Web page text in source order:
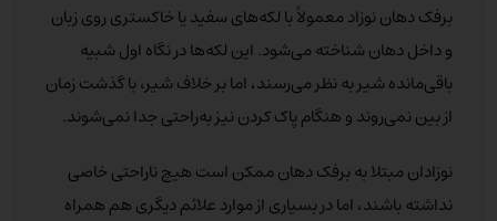
برفک دهان نوزاد معمولاً با لکه‌های سفید یا خاکستری روی زبان
و داخل دهان شناخته می‌شود. این لکه‌ها در نگاه اول شبیه
باقی‌مانده شیر به نظر می‌رسند، اما بر خلاف شیر، با گذشت زمان
از بین نمی‌روند و هنگام پاک کردن نیز به‌راحتی جدا نمی‌شوند.
نوزادان مبتلا به برفک دهان ممکن است هیچ ناراحتی خاصی
نداشته باشند، اما در بسیاری از موارد علائم دیگری هم همراه